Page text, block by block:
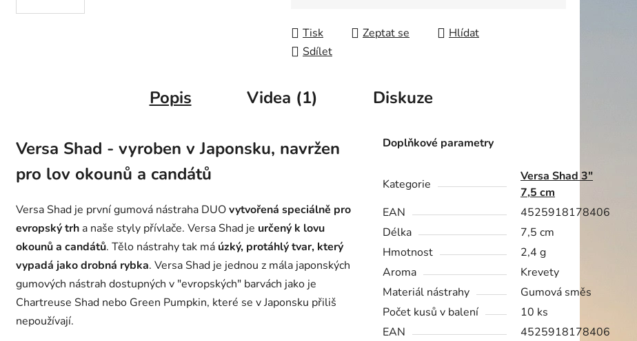
Tisk Zeptat se
Hlídat
Sdílet
Popis Videa (1) Diskuze
Versa Shad - vyroben v Japonsku, navržen
pro lov okounů a candátů
Versa Shad je první gumová nástraha DUOvytvořená speciálně pro
evropský trh a naše styly přívlače. Versa Shad je určený k lovu
okounů a candátů. Tělo nástrahy tak má úzký, protáhlý tvar, který
vypadá jako drobná rybka. Versa Shad je jednou z mála japonských
gumových nástrah dostupných v "evropských" barvách jako je
Chartreuse Shad nebo Green Pumpkin, které se v Japonsku přiliš
nepoužívají.
Doplňkové parametry
Kategorie
Versa Shad 3"
7,5 cm
EAN
4525918178406
Délka
7,5 cm
Hmotnost
2,4 g
Aroma
Krevety
Materiál nástrahy
Gumová směs
Počet kusů v balení
10 ks
EAN
4525918178406